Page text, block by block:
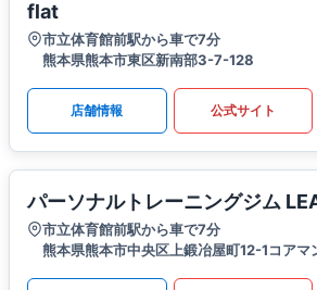
flat
市立体育館前駅から車で7分
熊本県熊本市東区新南部3-7-128
店舗情報 公式サイト
パーソナルトレーニングジム
市立体育館前駅から車で7分
熊本県熊本市中央区上鍛冶屋町12-1コア